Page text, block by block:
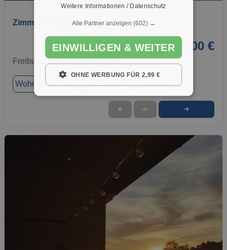
Zimmer zu vermieten
600 €
Freiburg im Breisgau, 79106
Wohnen auf Zeit ca. 25,00 m² Zimmer 1
★ ➦ ➜
Weitere Informationen / Datenschutz
Alle Partner anzeigen (602) →
EINWILLIGEN & WEITER
OHNE WERBUNG FÜR 2,99 €